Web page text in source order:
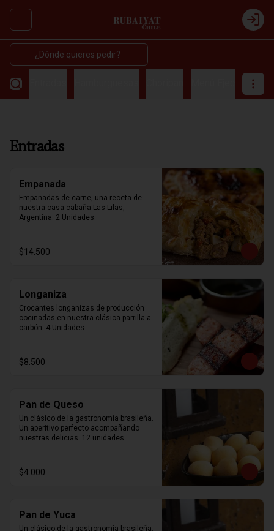
Abrir menu de navegación Login
¿Dónde quieres pedir?
Menú Ejecutivos
Entradas
Empanada
Empanadas de carne, una receta de
nuestra casa cabaña Las Lilas,
Argentina. 2 Unidades.
$14.500
Longaniza
Crocantes longanizas de producción
cocinadas en nuestra clásica parrilla a
carbón. 4 Unidades.
$8.500
Pan de Queso
Un clásico de la gastronomía brasileña.
Un aperitivo perfecto acompañando
nuestras delicias. 12 unidades.
$4.000
Pan de Yuca
Un clásico de la gastronomía brasileña.